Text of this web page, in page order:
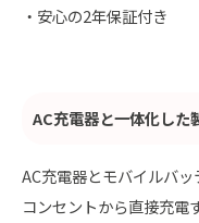
・安心の2年保証付き
AC充電器と一体化した
AC充電器とモバイルバッ
コンセントから直接充電